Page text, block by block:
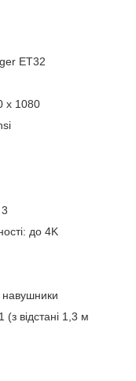
ET32
x 1080
до 4K
навушники
(з відстані 1,3 м